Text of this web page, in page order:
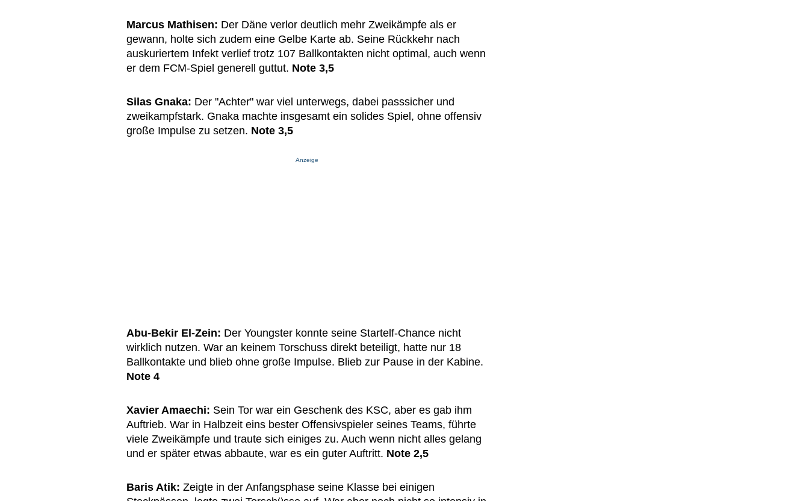
Marcus Mathisen: Der Däne verlor deutlich mehr Zweikämpfe als er
gewann, holte sich zudem eine Gelbe Karte ab. Seine Rückkehr nach
auskuriertem Infekt verlief trotz 107 Ballkontakten nicht optimal, auch wenn
er dem FCM-Spiel generell guttut. Note 3,5
Silas Gnaka: Der "Achter" war viel unterwegs, dabei passsicher und
zweikampfstark. Gnaka machte insgesamt ein solides Spiel, ohne offensiv
große Impulse zu setzen. Note 3,5
Anzeige
Abu-Bekir El-Zein: Der Youngster konnte seine Startelf-Chance nicht
wirklich nutzen. War an keinem Torschuss direkt beteiligt, hatte nur 18
Ballkontakte und blieb ohne große Impulse. Blieb zur Pause in der Kabine.
Note 4
Xavier Amaechi: Sein Tor war ein Geschenk des KSC, aber es gab ihm
Auftrieb. War in Halbzeit eins bester Offensivspieler seines Teams, führte
viele Zweikämpfe und traute sich einiges zu. Auch wenn nicht alles gelang
und er später etwas abbaute, war es ein guter Auftritt. Note 2,5
Baris Atik: Zeigte in der Anfangsphase seine Klasse bei einigen